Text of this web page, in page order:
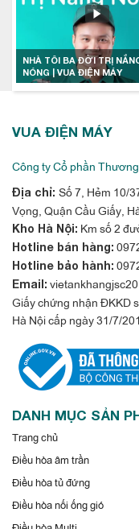
NHÀ TÔI BA ĐỜI TRỊ
NÓNG | VUA ĐIỆN MÁY
VUA ĐIỆN MÁY
Công ty Cổ phần
Địa chỉ: Số 7, Hẻm 10/
Vọng, Quận Cầu Giấy,
Kho Hà Nội: Km số 2
Hotline bán hàng:
Hotline bảo hành:
Email:
Giấy chứng nhận ĐKKD
Hà Nội cấp ngày 31/7/
DANH MỤC SẢN
Trang chủ
Điều hòa âm trần
Điều hòa tủ đứng
Điều hòa nối ống gió